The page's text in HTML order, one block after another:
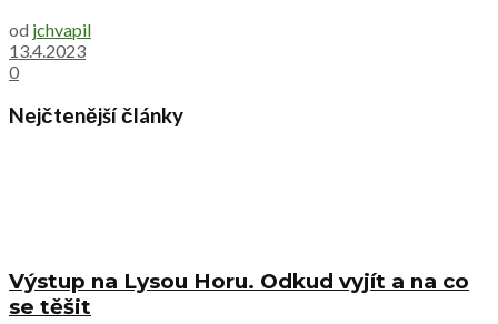
od jchvapil
13.4.2023
0
Nejčtenější články
Výstup na Lysou Horu. Odkud vyjít a na co
se těšit